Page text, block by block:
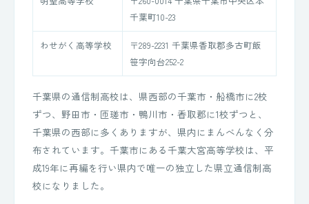
千葉町10-23
わせがく高等学校
〒289-2231 千葉県香取郡多古町飯
笹字向台252-2
千葉県の通信制高校は、県西部の千葉市・船橋市に2校
ずつ、野田市・匝瑳市・鴨川市・香取郡に1校ずつと、
千葉県の西部に多くありますが、県内にまんべんなく分
布されています。千葉市にある千葉大宮高等学校は、平
成19年に再編を行い県内で唯一の独立した県立通信制高
校になりました。